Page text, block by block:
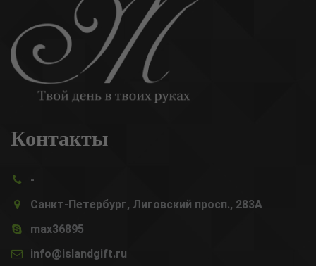
Контакты
-
Санкт-Петербург, Лиговский просп., 283А
max36895
info@islandgift.ru